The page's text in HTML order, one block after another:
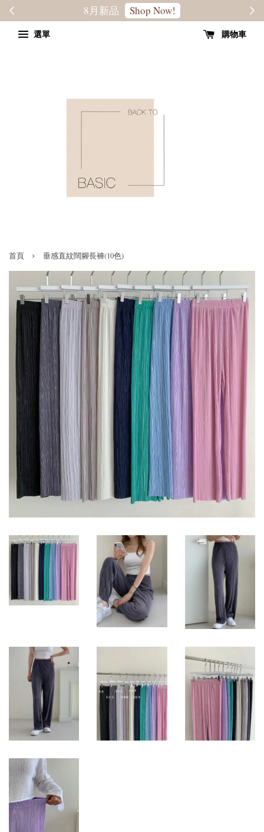
轉季優惠8折 SALE
選單 購物車
首頁 › 垂感直紋闊腳長褲(10色)